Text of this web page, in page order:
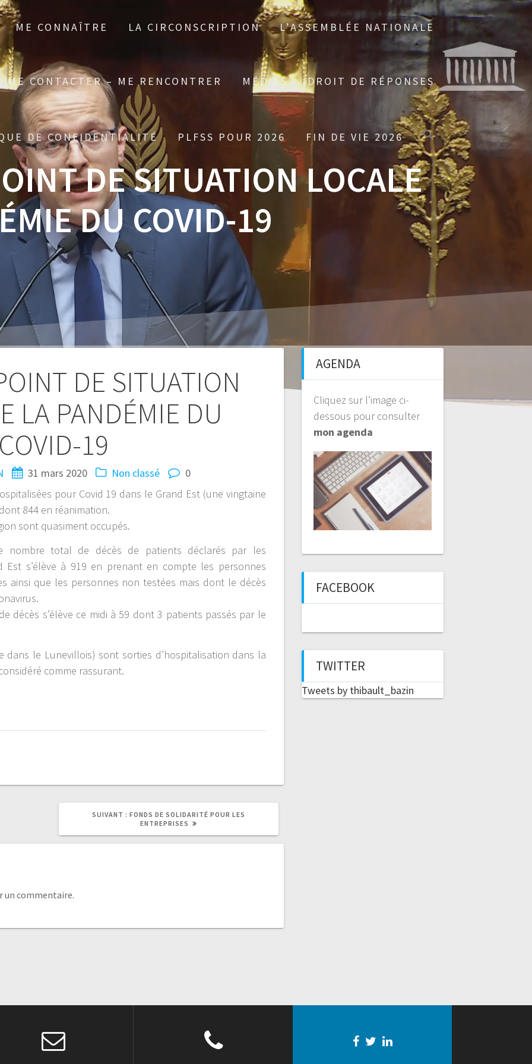
ME CONNAÎTRE LA CIRCONSCRIPTION L’ASSEMBLÉE NATIONALE
ME CONTACTER – ME RENCONTRER MÉDIAS DROIT DE RÉPONSES
DE CONFIDENTIALITÉ PLFSS POUR 2026 FIN DE VIE 2026
DE SITUATION LOCALE
DU COVID-19
DE SITUATION
LA PANDÉMIE DU
COVID-19
31 mars 2020 Non classé
0
pour Covid 19 dans le Grand Est (une vingtaine
844 en réanimation.
sont quasiment occupés.
nombre total de décès de patients déclarés par les
Est s’élève à 919 en prenant en compte les personnes
ainsi que les personnes non testées mais dont le décès
décès s’élève ce midi à 59 dont 3 patients passés par le
dans le Lunevillois) sont sorties d’hospitalisation dans la
comme rassurant.
SUIVANT : FONDS DE SOLIDARITÉ POUR LES
ENTREPRISES
un commentaire.
AGENDA
Cliquez sur l’image ci-
dessous pour consulter
mon agenda
FACEBOOK
TWITTER
Tweets by thibault_bazin